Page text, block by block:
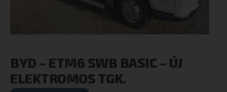
BYD – ETM6 SWB BASIC – ÚJ
ELEKTROMOS TGK.